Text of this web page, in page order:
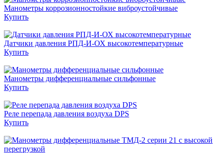
Манометры коррозионностойкие виброустойчивые
Купить
Датчики давления РПД-И-ОХ высокотемпературные
Купить
Манометры дифференциальные сильфонные
Купить
Реле перепада давления воздуха DPS
Купить